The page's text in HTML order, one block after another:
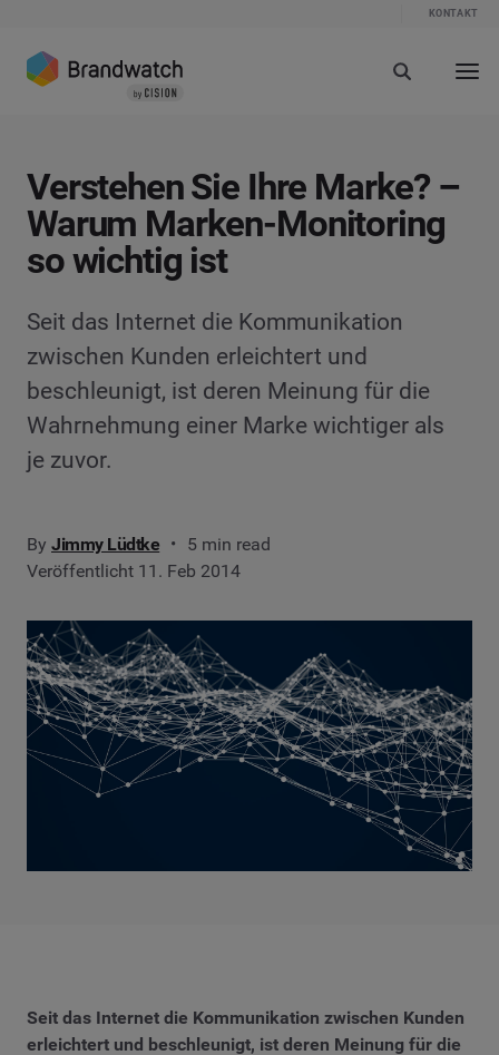
KONTAKT
Verstehen Sie Ihre Marke? –
Warum Marken-Monitoring
so wichtig ist
Seit das Internet die Kommunikation
zwischen Kunden erleichtert und
beschleunigt, ist deren Meinung für die
Wahrnehmung einer Marke wichtiger als
je zuvor.
By Jimmy Lüdtke
5 min read
Veröffentlicht 11. Feb 2014
Seit das Internet die Kommunikation zwischen Kunden
erleichtert und beschleunigt, ist deren Meinung für die